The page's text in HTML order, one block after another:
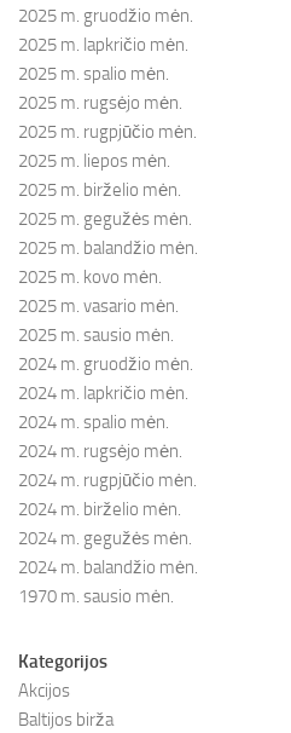
2025 m. gruodžio mėn.
2025 m. lapkričio mėn.
2025 m. spalio mėn.
2025 m. rugsėjo mėn.
2025 m. rugpjūčio mėn.
2025 m. liepos mėn.
2025 m. birželio mėn.
2025 m. gegužės mėn.
2025 m. balandžio mėn.
2025 m. kovo mėn.
2025 m. vasario mėn.
2025 m. sausio mėn.
2024 m. gruodžio mėn.
2024 m. lapkričio mėn.
2024 m. spalio mėn.
2024 m. rugsėjo mėn.
2024 m. rugpjūčio mėn.
2024 m. birželio mėn.
2024 m. gegužės mėn.
2024 m. balandžio mėn.
1970 m. sausio mėn.
Kategorijos
Akcijos
Baltijos birža